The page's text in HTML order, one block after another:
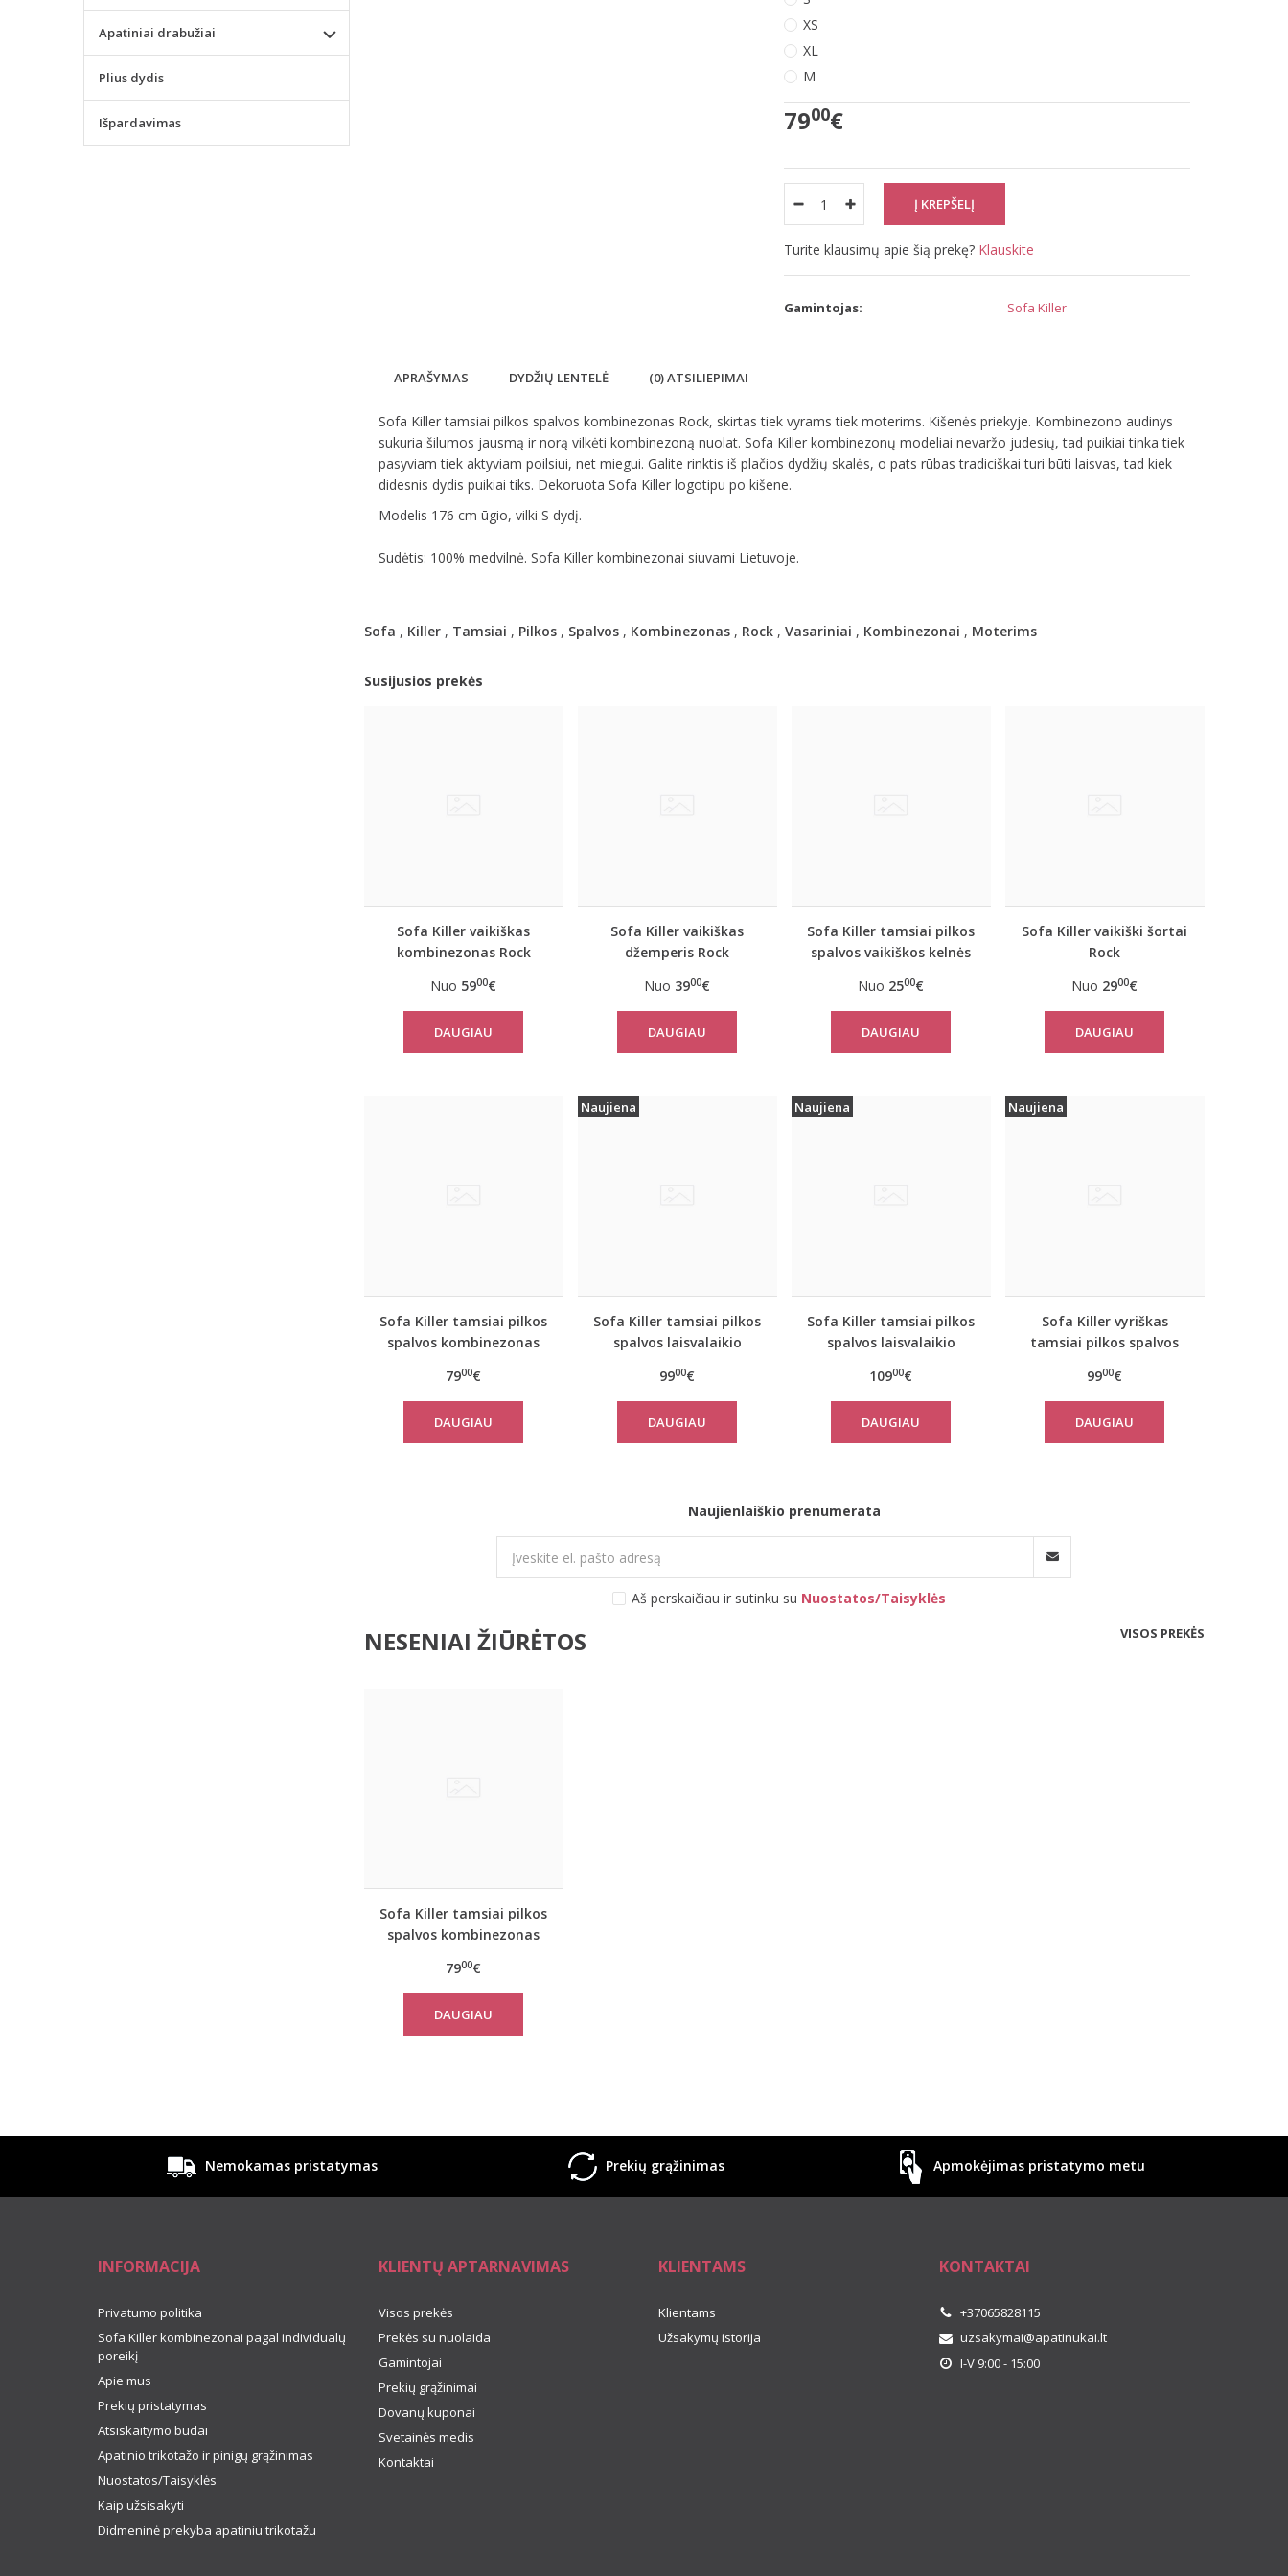
XS
XL
M
7900€
Turite klausimų apie šią prekę? Klauskite
Gamintojas: Sofa Killer
APRAŠYMAS DYDŽIŲ LENTELĖ (0) ATSILIEPIMAI
Sofa Killer tamsiai pilkos spalvos kombinezonas Rock, skirtas tiek vyrams tiek moterims. Kišenės priekyje. Kombinezono audinys
sukuria šilumos jausmą ir norą vilkėti kombinezoną nuolat. Sofa Killer kombinezonų modeliai nevaržo judesių, tad puikiai tinka tiek
pasyviam tiek aktyviam poilsiui, net miegui. Galite rinktis iš plačios dydžių skalės, o pats rūbas tradiciškai turi būti laisvas, tad kiek
didesnis dydis puikiai tiks. Dekoruota Sofa Killer logotipu po kišene.
Modelis 176 cm ūgio, vilki S dydį.
Sudėtis: 100% medvilnė. Sofa Killer kombinezonai siuvami Lietuvoje.
Sofa , Killer, Tamsiai , Pilkos, Spalvos, Kombinezonas, Rock, Vasariniai , Kombinezonai , Moterims
Susijusios prekės
Sofa Killer vaikiškas
kombinezonas Rock
Nuo 5900€
DAUGIAU
Sofa Killer vaikiškas
džemperis Rock
Nuo 3900€
DAUGIAU
Sofa Killer tamsiai pilkos
spalvos vaikiškos kelnės
Nuo 2500€
DAUGIAU
Sofa Killer vaikiški šortai
Rock
Nuo 2900€
DAUGIAU
Sofa Killer tamsiai pilkos
spalvos kombinezonas
7900€
DAUGIAU
Naujiena
Sofa Killer tamsiai pilkos
spalvos laisvalaikio
šortais
9900€
DAUGIAU
Naujiena
Sofa Killer tamsiai pilkos
spalvos laisvalaikio
kelnėmis
10900€
DAUGIAU
Naujiena
Sofa Killer vyriškas
tamsiai pilkos spalvos
Rock su šortais
9900€
DAUGIAU
Naujienlaiškio prenumerata
Aš perskaičiau ir sutinku su Nuostatos/Taisyklės
NESENIAI ŽIŪRĖTOS VISOS PREKĖS
Sofa Killer tamsiai pilkos
spalvos kombinezonas
7900€
DAUGIAU
Apatiniai drabužiai
Plius dydis
Išpardavimas
Nemokamas pristatymas Prekių grąžinimas Apmokėjimas pristatymo metu
INFORMACIJA
Privatumo politika
Sofa Killer kombinezonai pagal individualų
poreikį
Apie mus
Prekių pristatymas
Atsiskaitymo būdai
Apatinio trikotažo ir pinigų grąžinimas
Nuostatos/Taisyklės
Kaip užsisakyti
Didmeninė prekyba apatiniu trikotažu
KLIENTŲ APTARNAVIMAS
Visos prekės
Prekės su nuolaida
Gamintojai
Prekių grąžinimai
Dovanų kuponai
Svetainės medis
Kontaktai
KLIENTAMS
Klientams
Užsakymų istorija
KONTAKTAI
+37065828115
uzsakymai@apatinukai.lt
I-V 9:00 - 15:00